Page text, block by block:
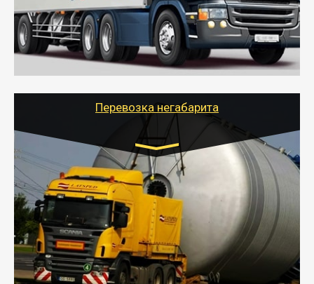
- Рефрижераторные перевозки грузов с
соблюдением температурного режима, работающим
термописцем, санитарной обработкой кузова и мед.
книжкой у водителя.
- Тайгер Логистик поможет быстро перевезти
скоропортящиеся продукты в любой город России с
Перевозка негабарита
Цена за км. Рассчитывается
индивидуально
- Перевозка техники и негабаритных грузов
осуществляется после получения разрешения на
перевозку (обычно 7-14 дней).
- Тайгер Логистик в короткие сроки поможет вам
качественно и безопасно перевезти негабаритные